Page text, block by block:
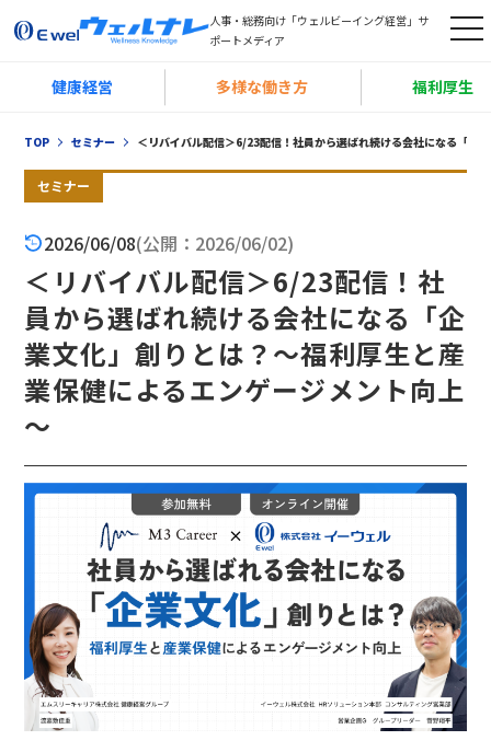
人事・総務向け「ウェルビーイング経営」サ
ポートメディア
t
g
l
o
n
健康経営 多様な働き方 福利厚生
TOP セミナー ＜リバイバル配信＞6/23配信！社員から選ばれ続ける会社になる「企
セミナー
2026/06/08(公開：2026/06/02)
＜リバイバル配信＞6/23配信！社
員から選ばれ続ける会社になる「企
業文化」創りとは？～福利厚生と産
業保健によるエンゲージメント向上
～